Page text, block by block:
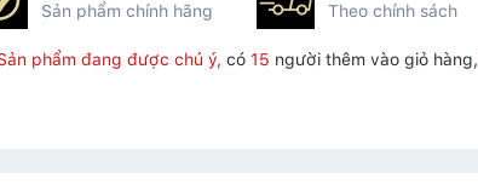
Sản phẩm chính hãng Theo chính sách
phẩm đang được chú ý, có 15 người thêm vào giỏ hàng,